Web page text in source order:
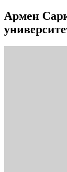
Армен